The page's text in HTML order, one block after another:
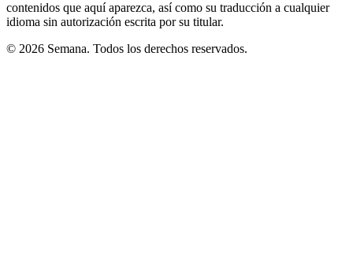
contenidos que aquí aparezca, así como su traducción a cualquier
idioma sin autorización escrita por su titular.
© 2026 Semana. Todos los derechos reservados.